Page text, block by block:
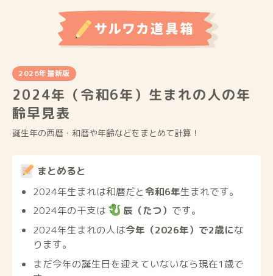
2026年最新版
2024年（令和6年）生まれの人の年
齢早見表
誕生年の西暦・和暦や年齢などをまとめて計算！
まとめると
2024年生まれは和暦だと令和6年生まれです。
2024年の干支は
辰（たつ） です。
2024年生まれの人は今年（2026年）で2歳にな
ります。
まだ今年の誕生日を迎えていないなら現在1歳で